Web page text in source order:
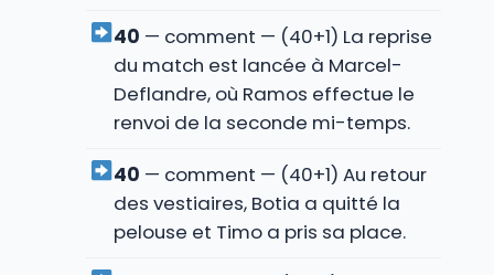
40 — comment — (40+1) La reprise
du match est lancée à Marcel-
Deflandre, où Ramos effectue le
renvoi de la seconde mi-temps.
40 — comment — (40+1) Au retour
des vestiaires, Botia a quitté la
pelouse et Timo a pris sa place.